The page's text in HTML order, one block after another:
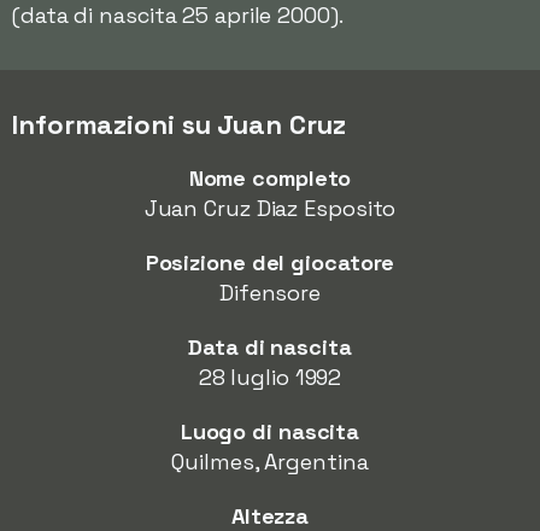
(data di nascita 25 aprile 2000).
Informazioni su Juan Cruz
Nome completo
Juan Cruz Diaz Esposito
Posizione del giocatore
Difensore
Data di nascita
28 luglio 1992
Luogo di nascita
Quilmes, Argentina
Altezza